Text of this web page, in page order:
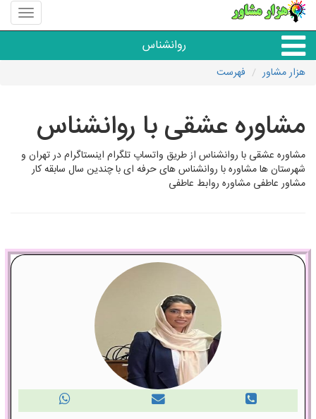
منوی
سایت
مشاور
روانشناس
گروه روانشناسی
هزار مشاور فهرست
مشاوره عشقی با روانشناس
مشاوره عشقی با روانشناس از طریق واتساپ تلگرام اینستاگرام در تهران و
شهرستان ها مشاوره با روانشناس های حرفه ای با چندین سال سابقه کار
مشاور عاطفی مشاوره روابط عاطفی